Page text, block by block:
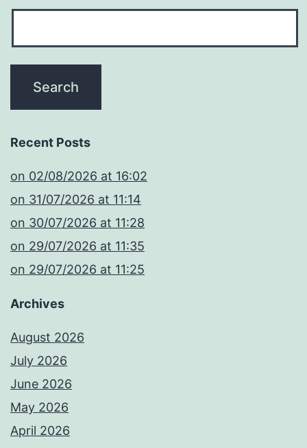
Recent Posts
​on 02/08/2026 at 16:02
​on 31/07/2026 at 11:14
​on 30/07/2026 at 11:28
​on 29/07/2026 at 11:35
​on 29/07/2026 at 11:25
Archives
August 2026
July 2026
June 2026
May 2026
April 2026